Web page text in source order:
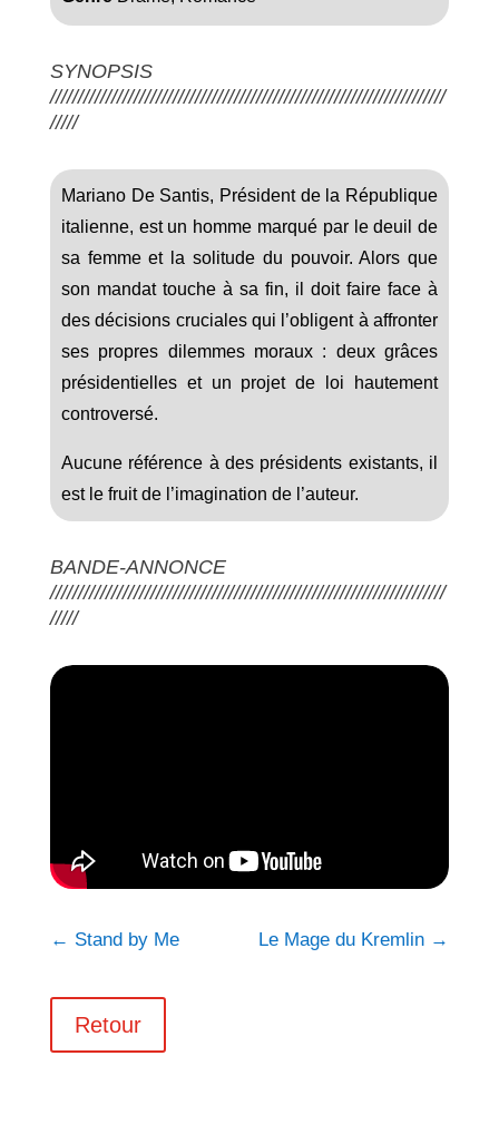
SYNOPSIS
///////////////////////////////////////////////////////////////////////
/////
Mariano De Santis, Président de la République
italienne, est un homme marqué par le deuil de
sa femme et la solitude du pouvoir. Alors que
son mandat touche à sa fin, il doit faire face à
des décisions cruciales qui l’obligent à affronter
ses propres dilemmes moraux : deux grâces
présidentielles et un projet de loi hautement
controversé.
Aucune référence à des présidents existants, il
est le fruit de l’imagination de l’auteur.
BANDE-ANNONCE
///////////////////////////////////////////////////////////////////////
/////
← Stand by Me Le Mage du Kremlin →
Retour